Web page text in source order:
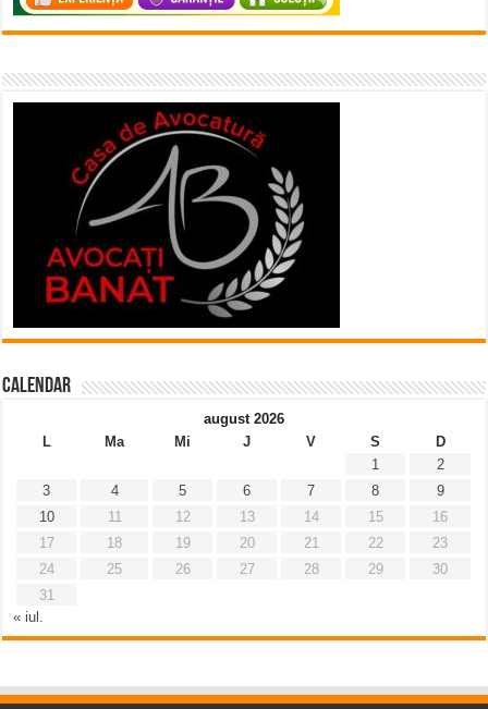
Calendar
august 2026
L
Ma Mi J V S
D
1
2
3
4 5 6 7 8
9
10
11 12 13 14 15
16
17
18 19 20 21 22
23
24
25 26 27 28 29
30
31
« iul.